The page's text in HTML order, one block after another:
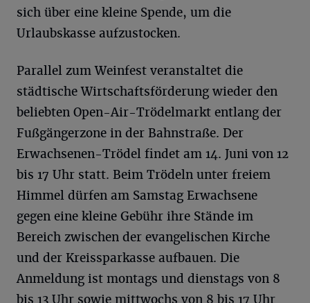
sich über eine kleine Spende, um die
Urlaubskasse aufzustocken.
Parallel zum Weinfest veranstaltet die
städtische Wirtschaftsförderung wieder den
beliebten Open-Air-Trödelmarkt entlang der
Fußgängerzone in der Bahnstraße. Der
Erwachsenen-Trödel findet am 14. Juni von 12
bis 17 Uhr statt. Beim Trödeln unter freiem
Himmel dürfen am Samstag Erwachsene
gegen eine kleine Gebühr ihre Stände im
Bereich zwischen der evangelischen Kirche
und der Kreissparkasse aufbauen. Die
Anmeldung ist montags und dienstags von 8
bis 13 Uhr sowie mittwochs von 8 bis 17 Uhr